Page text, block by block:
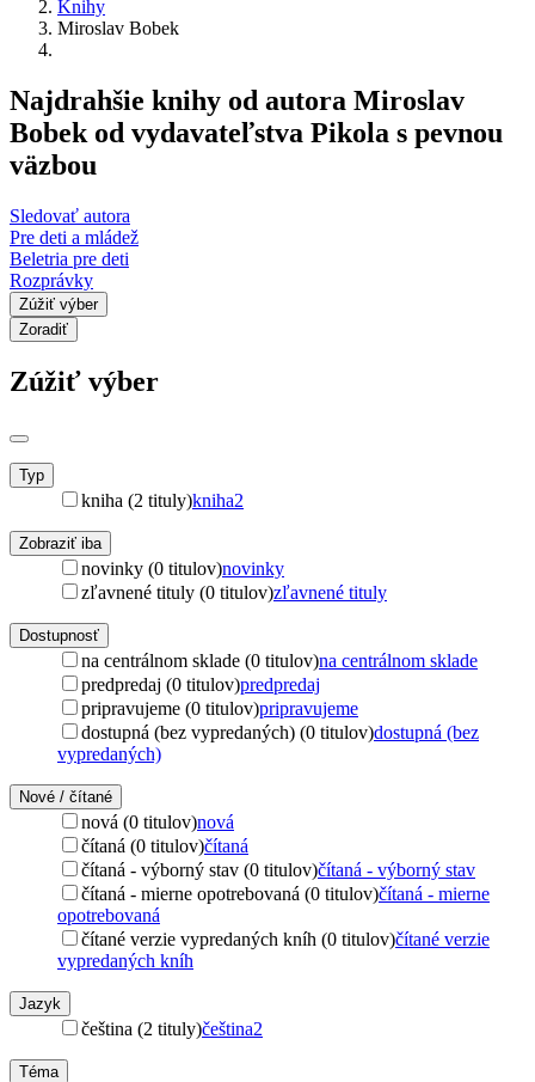
Knihy
Miroslav Bobek
Najdrahšie knihy od autora Miroslav
Bobek od vydavateľstva Pikola s pevnou
väzbou
Sledovať autora
Pre deti a mládež
Beletria pre deti
Rozprávky
Zúžiť výber
Zoradiť
Zúžiť výber
Typ
kniha (2 tituly)kniha2
Zobraziť iba
novinky (0 titulov)novinky
zľavnené tituly (0 titulov)zľavnené tituly
Dostupnosť
na centrálnom sklade (0 titulov)na centrálnom sklade
predpredaj (0 titulov)predpredaj
pripravujeme (0 titulov)pripravujeme
dostupná (bez vypredaných) (0 titulov)dostupná (bez
vypredaných)
Nové / čítané
nová (0 titulov)nová
čítaná (0 titulov)čítaná
čítaná - výborný stav (0 titulov)čítaná - výborný stav
čítaná - mierne opotrebovaná (0 titulov)čítaná - mierne
opotrebovaná
čítané verzie vypredaných kníh (0 titulov)čítané verzie
vypredaných kníh
Jazyk
čeština (2 tituly)čeština2
Téma